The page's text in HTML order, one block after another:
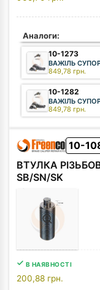
Аналоги:
10-1273
ВАЖІЛЬ
849,78 грн.
10-1282
ВАЖІЛЬ
849,78 грн.
10-
ВТУЛКА
SB/SN/SK
В НАЯВНОСТІ
200,88 грн.